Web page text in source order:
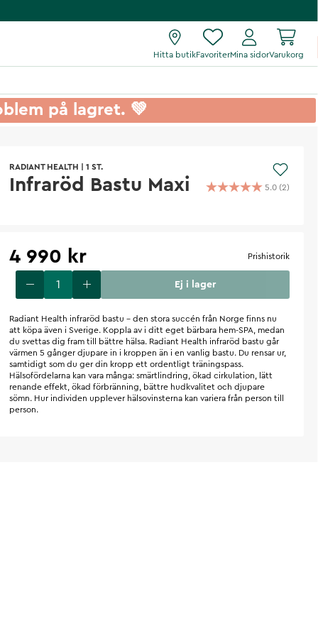
Hitta butikFavoriterMina sidorVarukorg
på lagret. 💚
RADIANT HEALTH 1 ST.
Infraröd Bastu Maxi 5.0 (2)
4 990 kr Prishistorik
Ej i lager
Radiant Health infraröd bastu – den stora succén från Norge finns nu
att köpa även i Sverige. Koppla av i ditt eget bärbara hem-SPA, medan
du svettas dig fram till bättre hälsa. Radiant Health infraröd bastu går
värmen 5 gånger djupare in i kroppen än i en vanlig bastu. Du rensar ur,
samtidigt som du ger din kropp ett ordentligt träningspass.
Hälsofördelarna kan vara många: smärtlindring, ökad cirkulation, lätt
renande effekt, ökad förbränning, bättre hudkvalitet och djupare
sömn. Hur individen upplever hälsovinsterna kan variera från person till
person.